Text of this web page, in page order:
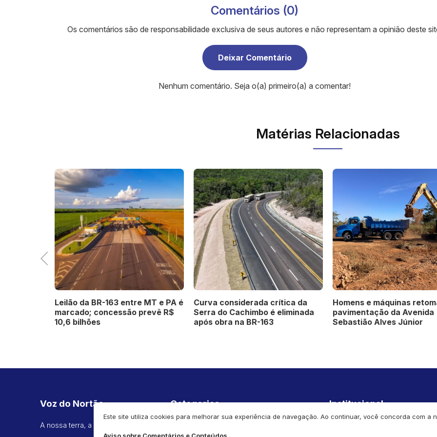
Comentários (0)
Os comentários são de responsabilidade exclusiva de seus autores e não representam a opinião deste
Deixar Comentário
Nenhum comentário. Seja o(a) primeiro(a) a comentar!
Matérias Relacionadas
Previous
Leilão da BR-163 entre MT e PA é
marcado; concessão prevê R$
10,6 bilhões
Curva considerada crítica da
Serra do Cachimbo é eliminada
após obra na BR-163
Homens e máquinas
pavimentação da Avenida
Sebastião Alves Júnior
Voz do Nortão
A nossa terra, a nossa voz.
Categorias Institucional
Este site utiliza cookies para melhorar sua experiência de navegação. Ao continuar, você concorda com a